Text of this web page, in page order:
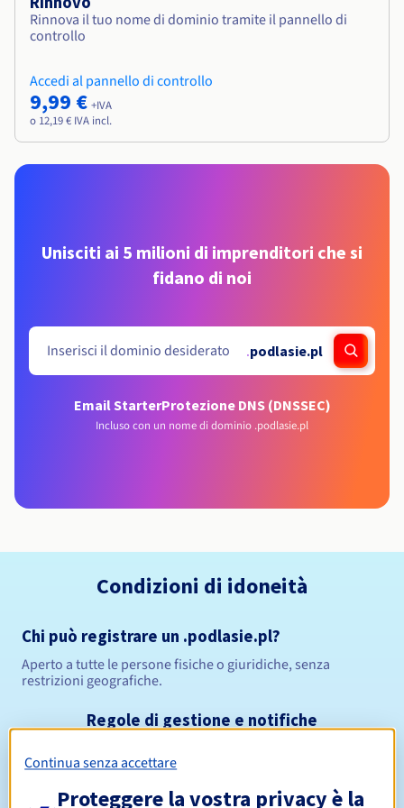
Rinnova il tuo nome di dominio tramite il pannello di
controllo
Accedi al pannello di controllo
9,99 € +IVA
o 12,19 € IVA incl.
Unisciti ai 5 milioni di imprenditori che si
fidano di noi
.podlasie.pl
Email StarterProtezione DNS (DNSSEC)
Incluso con un nome di dominio .podlasie.pl
Condizioni di idoneità
Chi può registrare un .podlasie.pl?
Aperto a tutte le persone fisiche o giuridiche, senza
restrizioni geografiche.
Regole di gestione e notifiche
Periodo di registrazione
Continua senza accettare
Proteggere la vostra privacy è la